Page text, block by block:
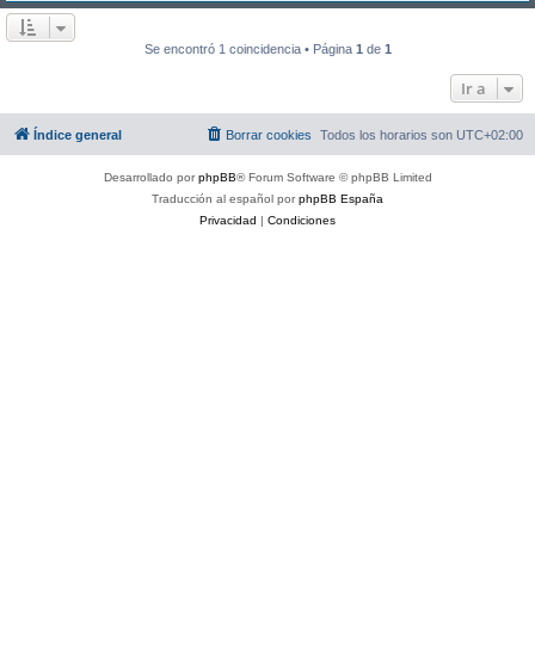
Se encontró 1 coincidencia • Página 1 de 1
Ir a
Índice general Todos los horarios son UTC+02:00
Borrar cookies
Desarrollado porphpBB® Forum Software © phpBB Limited
Traducción al español porphpBB España
Privacidad | Condiciones